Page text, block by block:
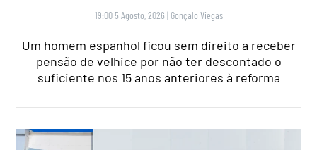
19:00 5 Agosto, 2026 | Gonçalo Viegas
Um homem espanhol ficou sem direito a receber
pensão de velhice por não ter descontado o
suficiente nos 15 anos anteriores à reforma